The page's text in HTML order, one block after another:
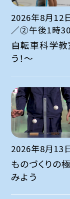
2026年8月12
／②午後1時
自転車科学
う！～
2026年8月13
ものづくりの
みよう